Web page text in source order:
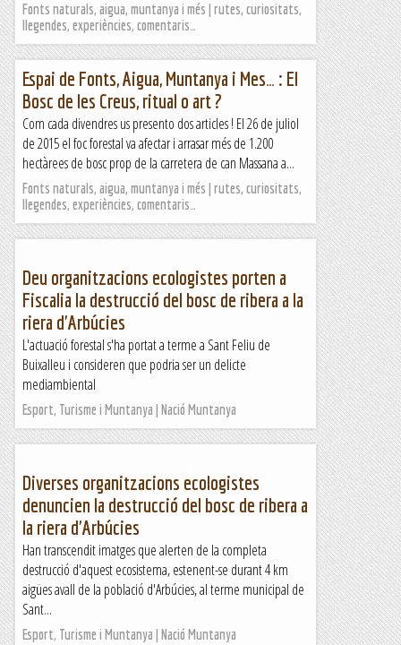
Fonts naturals, aigua, muntanya i més | rutes, curiositats,
llegendes, experiències, comentaris…
Espai de Fonts, Aigua, Muntanya i Mes… : El
Bosc de les Creus, ritual o art ?
Com cada divendres us presento dos articles ! El 26 de juliol
de 2015 el foc forestal va afectar i arrasar més de 1.200
hectàrees de bosc prop de la carretera de can Massana a...
Fonts naturals, aigua, muntanya i més | rutes, curiositats,
llegendes, experiències, comentaris…
Deu organitzacions ecologistes porten a
Fiscalia la destrucció del bosc de ribera a la
riera d'Arbúcies
L'actuació forestal s'ha portat a terme a Sant Feliu de
Buixalleu i consideren que podria ser un delicte
mediambiental
Esport, Turisme i Muntanya | Nació Muntanya
Diverses organitzacions ecologistes
denuncien la destrucció del bosc de ribera a
la riera d'Arbúcies
Han transcendit imatges que alerten de la completa
destrucció d'aquest ecosistema, estenent-se durant 4 km
aigües avall de la població d'Arbúcies, al terme municipal de
Sant...
Esport, Turisme i Muntanya | Nació Muntanya